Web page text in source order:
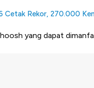
Cetak Rekor, 270.000
yang dapat